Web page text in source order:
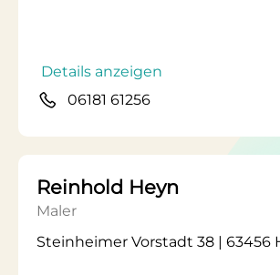
Details anzeigen
06181 61256
Reinhold Heyn
Maler
Steinheimer Vorstadt 38 | 63456